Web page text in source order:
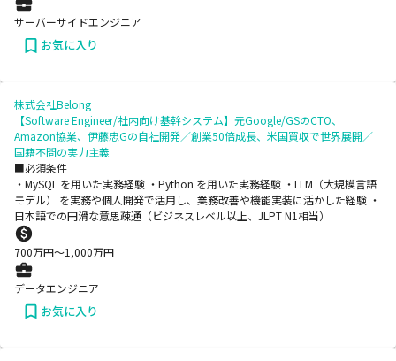
サーバーサイドエンジニア
お気に入り
株式会社Belong
【Software Engineer/社内向け基幹システム】元Google/GSのCTO、
Amazon協業、伊藤忠Gの自社開発／創業50倍成長、米国買収で世界展開／
国籍不問の実力主義
■必須条件
・MySQL を用いた実務経験 ・Python を用いた実務経験 ・LLM（大規模言語
モデル） を実務や個人開発で活用し、業務改善や機能実装に活かした経験 ・
日本語での円滑な意思疎通（ビジネスレベル以上、JLPT N1相当）
700万円〜1,000万円
データエンジニア
お気に入り